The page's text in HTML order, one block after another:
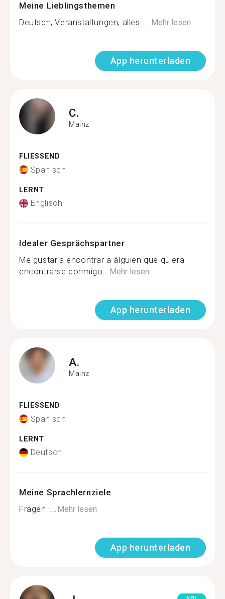
Meine Lieblingsthemen
Deutsch, Veranstaltungen, alles :...Mehr lesen
App herunterladen
C.
Mainz
FLIESSEND
Spanisch
LERNT
Englisch
Idealer Gesprächspartner
Me gustaría encontrar a álguien que quiera
encontrarse conmigo...Mehr lesen
App herunterladen
A.
Mainz
FLIESSEND
Spanisch
LERNT
Deutsch
Meine Sprachlernziele
Fragen :...Mehr lesen
App herunterladen